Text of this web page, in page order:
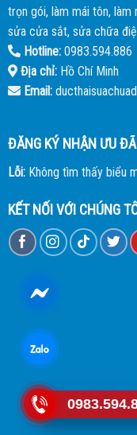
trọn gói, làm mái tôn, làm
sửa cửa sắt, sửa chữa
Hotline:0983.594.886
Địa chỉ:Hồ Chí Minh
Email:
ĐĂNG KÝ NHẬN ƯU
Lỗi:Không tìm thấy biểu
KẾT NỐI VỚI CHÚNG